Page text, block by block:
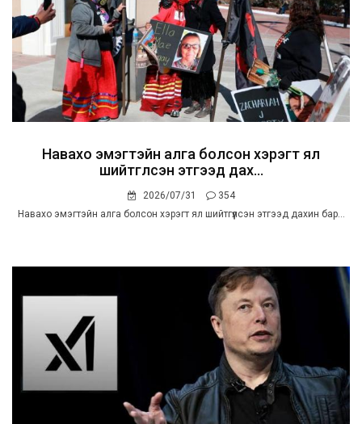
Навахо эмэгтэйн алга болсон хэрэгт ял
шийтгүүлсэн этгээд дах...
2026/07/31
354
Навахо эмэгтэйн алга болсон хэрэгт ял шийтгүүлсэн этгээд дахин бар...